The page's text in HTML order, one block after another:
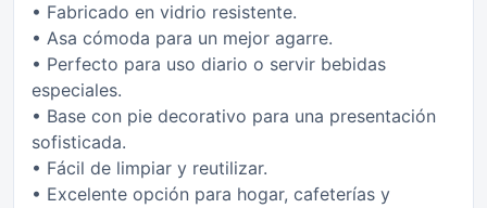
• Fabricado en vidrio resistente.
• Asa cómoda para un mejor agarre.
• Perfecto para uso diario o servir bebidas
especiales.
• Base con pie decorativo para una presentación
sofisticada.
• Fácil de limpiar y reutilizar.
• Excelente opción para hogar, cafeterías y